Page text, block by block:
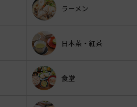
ラーメン
日本茶・紅茶
食堂